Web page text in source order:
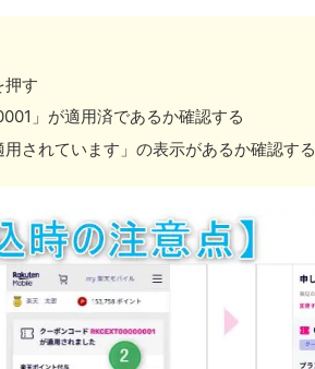
押す
」が適用済であるか確認する
されています」の表示があるか確認する